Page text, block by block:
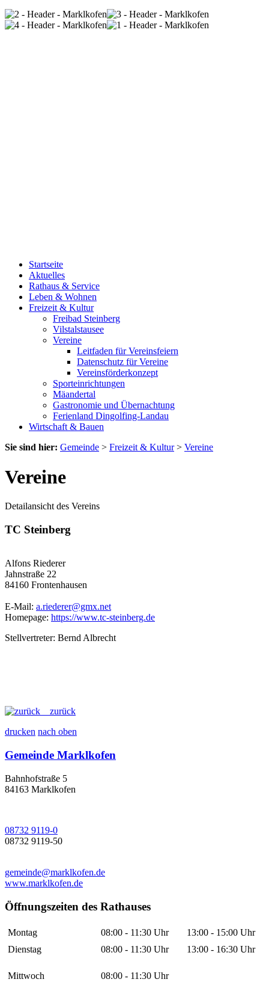
Startseite
Aktuelles
Rathaus & Service
Leben & Wohnen
Freizeit & Kultur
Freibad Steinberg
Vilstalstausee
Vereine
Leitfaden für Vereinsfeiern
Datenschutz für Vereine
Vereinsförderkonzept
Sporteinrichtungen
Mäandertal
Gastronomie und Übernachtung
Ferienland Dingolfing-Landau
Wirtschaft & Bauen
Sie sind hier: Gemeinde > Freizeit & Kultur> Vereine
Vereine
Detailansicht des Vereins
TC Steinberg
Alfons Riederer
Jahnstraße 22
84160 Frontenhausen
E-Mail: a.riederer@gmx.net
Homepage: https://www.tc-steinberg.de
Stellvertreter: Bernd Albrecht
zurück
drucken nach oben
Gemeinde Marklkofen
Bahnhofstraße 5
84163 Marklkofen
08732 9119-0
08732 9119-50
gemeinde@marklkofen.de
www.marklkofen.de
Öffnungszeiten des Rathauses
Montag 08:00 - 11:30 Uhr
13:00 - 15:00 Uhr
Dienstag
08:00 - 11:30 Uhr 13:00 - 16:30 Uhr
Mittwoch 08:00 - 11:30 Uhr